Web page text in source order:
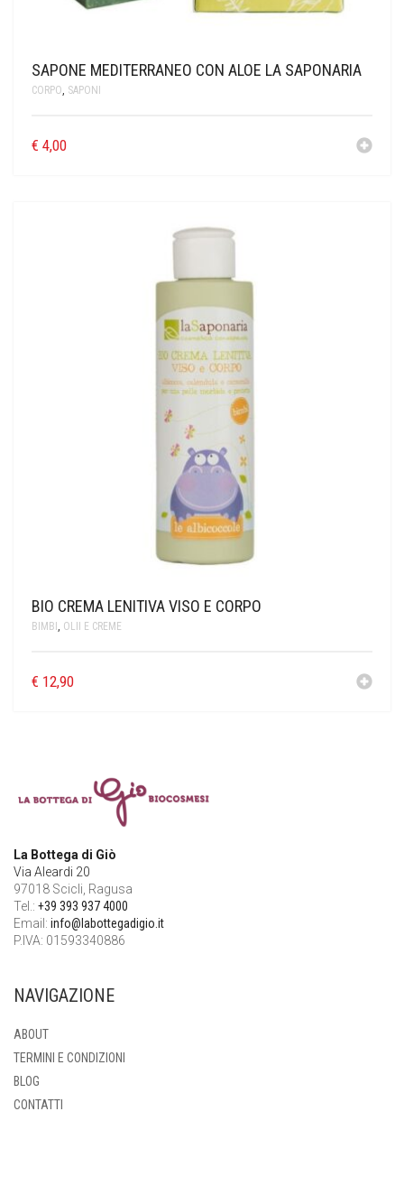
SAPONE MEDITERRANEO CON ALOE LA SAPONARIA
CORPO, SAPONI
€ 4,00
BIO CREMA LENITIVA VISO E CORPO
BIMBI, OLII E CREME
€ 12,90
La Bottega di Giò
Via Aleardi 20
97018 Scicli, Ragusa
Tel.: +39 393 937 4000
Email: info@labottegadigio.it
P.IVA: 01593340886
NAVIGAZIONE
ABOUT
TERMINI E CONDIZIONI
BLOG
CONTATTI